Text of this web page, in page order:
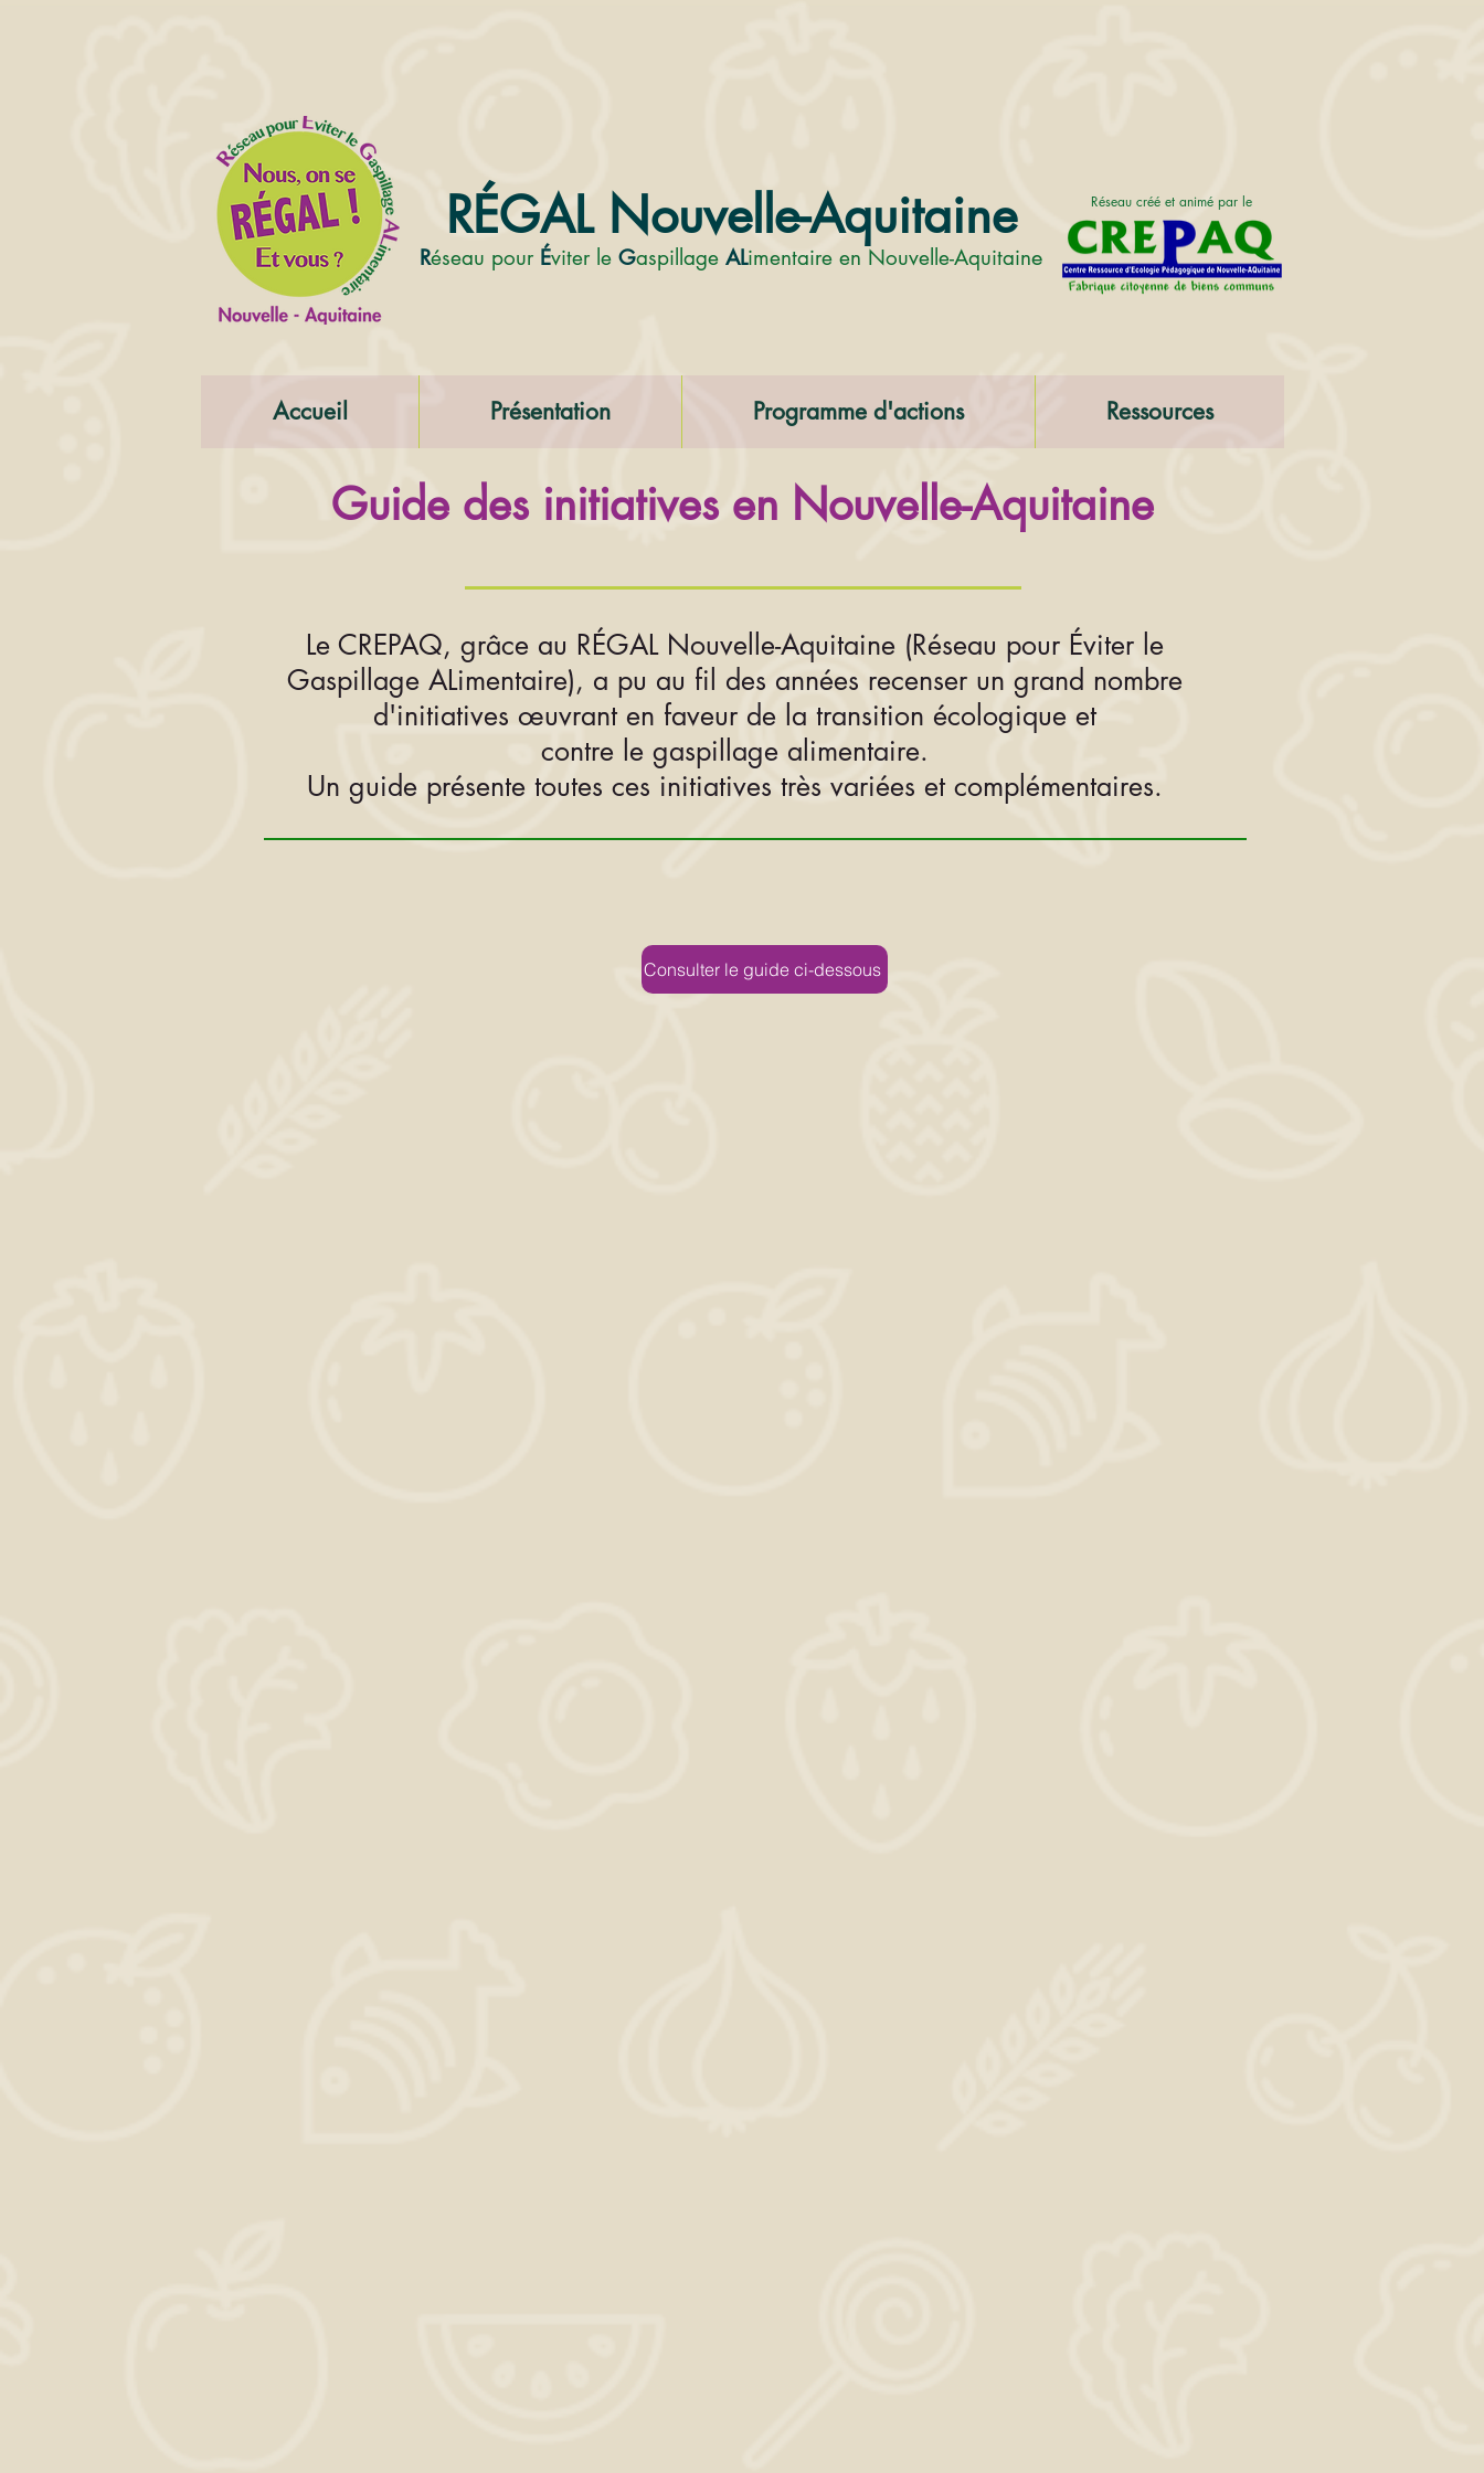
Réseau créé et animé par le
RÉGAL Nouvelle-Aquitaine
Réseau pour Éviter le Gaspillage ALimentaire en Nouvelle-Aquitaine
Accueil Présentation Programme d'actions Ressources
Guide des initiatives en Nouvelle-Aquitaine
Le CREPAQ, grâce au RÉGAL Nouvelle-Aquitaine (Réseau pour Éviter le
Gaspillage ALimentaire), a pu au fil des années recenser un grand nombre
d'initiatives œuvrant en faveur de la transition écologique et
contre le gaspillage alimentaire.
Un guide présente toutes ces initiatives très variées et complémentaires.
Consulter le guide ci-dessous